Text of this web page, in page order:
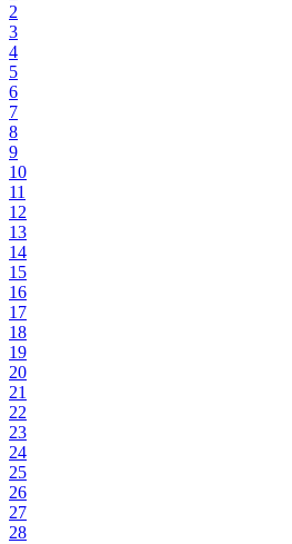
2
3
4
5
6
7
8
9
10
11
12
13
14
15
16
17
18
19
20
21
22
23
24
25
26
27
28